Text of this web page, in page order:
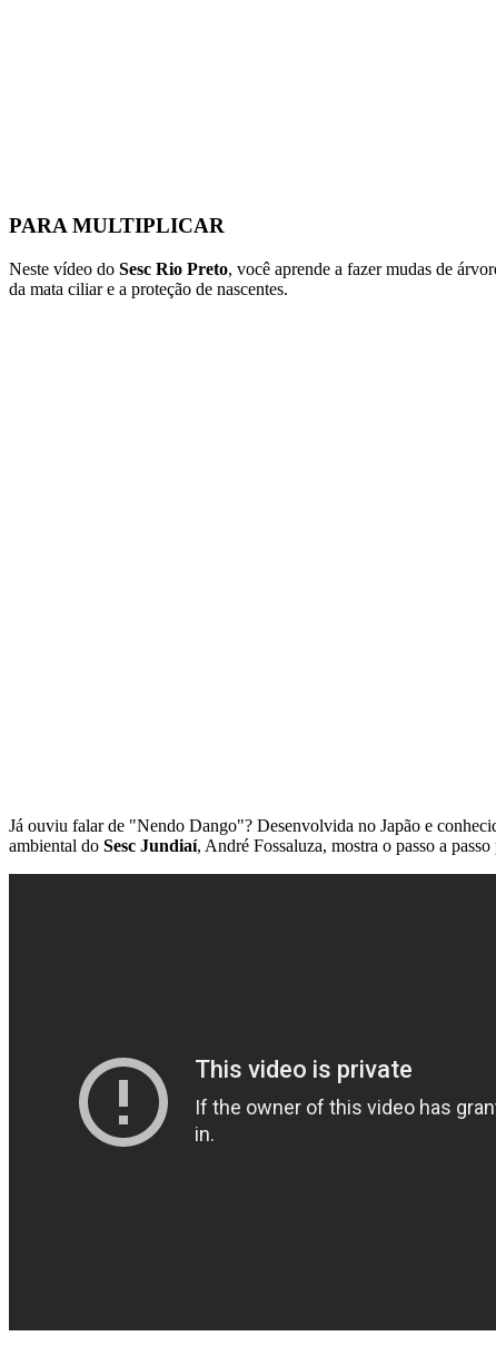
PARA MULTIPLICAR
Neste vídeo do Sesc Rio Preto, você aprende a fazer mudas de
da mata ciliar e a proteção de nascentes.
Já ouviu falar de "Nendo Dango"? Desenvolvida no Japão e
ambiental do Sesc Jundiaí, André Fossaluza, mostra o passo a